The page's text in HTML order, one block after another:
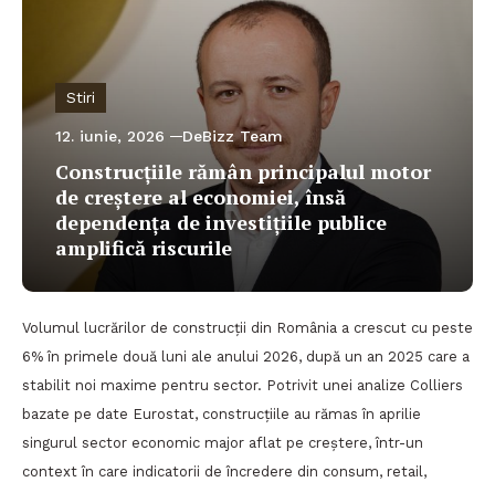
Stiri
12. iunie, 2026 DeBizz Team
Construcțiile rămân principalul motor
de creștere al economiei, însă
dependența de investițiile publice
amplifică riscurile
Volumul lucrărilor de construcții din România a crescut cu peste
6% în primele două luni ale anului 2026, după un an 2025 care a
stabilit noi maxime pentru sector. Potrivit unei analize Colliers
bazate pe date Eurostat, construcțiile au rămas în aprilie
singurul sector economic major aflat pe creștere, într-un
context în care indicatorii de încredere din consum, retail,